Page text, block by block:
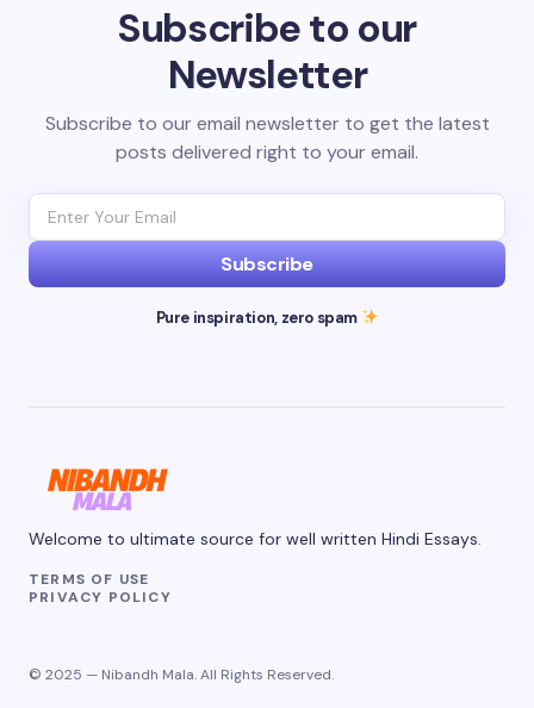
Subscribe to our
Newsletter
Subscribe to our email newsletter to get the latest
posts delivered right to your email.
Subscribe
Pure inspiration, zero spam
Welcome to ultimate source for well written Hindi Essays.
TERMS OF USE
PRIVACY POLICY
© 2025 — Nibandh Mala. All Rights Reserved.